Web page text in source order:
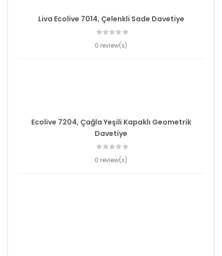
Liva Ecolive 7014, Çelenkli Sade Davetiye
0 review(s)
Ecolive 7204, Çağla Yeşili Kapaklı Geometrik
Davetiye
0 review(s)